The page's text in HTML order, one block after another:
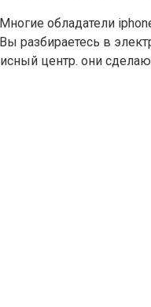
обладатели
разбираетесь в
центр. они